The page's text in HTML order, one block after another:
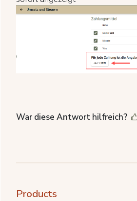
War diese Antwort hilfreich?
Products